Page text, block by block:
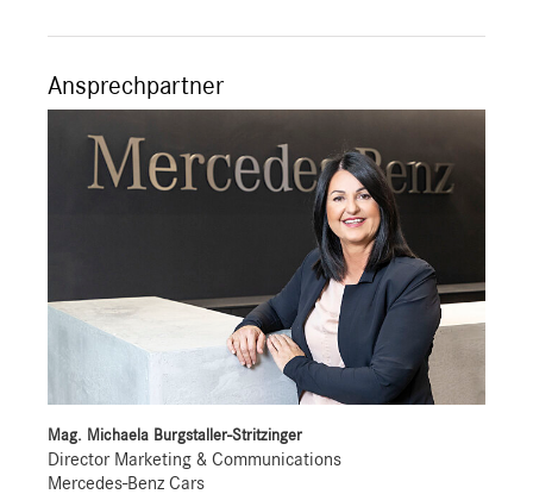
Ansprechpartner
Mag. Michaela Burgstaller-Stritzinger
Director Marketing & Communications
Mercedes-Benz Cars